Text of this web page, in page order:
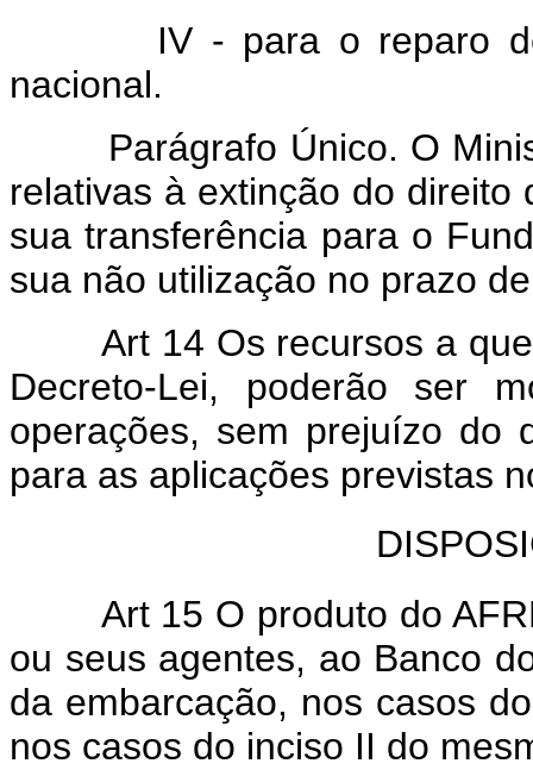
IV - para o reparo de
nacional.
Parágrafo Único. O
relativas à extinção do
sua transferência para o
sua não utilização no prazo
Art 14 Os recursos a que
Decreto-Lei, poderão ser
operações, sem prejuízo do
para as aplicações previstas
Art 15 O produto do
ou seus agentes, ao Banco
da embarcação, nos casos
nos casos do inciso II do